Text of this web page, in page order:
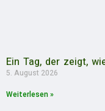
Ein Tag, der zeigt,
5. August 2026
Weiterlesen »